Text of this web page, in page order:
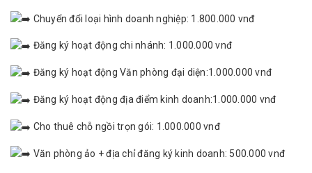
Chuyển đổi loại hình doanh nghiệp: 1.800.000 vnđ
Đăng ký hoạt động chi nhánh: 1.000.000 vnđ
Đăng ký hoạt động Văn phòng đại diện:1.000.000 vnđ
Đăng ký hoạt động địa điểm kinh doanh:1.000.000 vnđ
Cho thuê chỗ ngồi trọn gói: 1.000.000 vnđ
Văn phòng ảo + địa chỉ đăng ký kinh doanh: 500.000 vnđ